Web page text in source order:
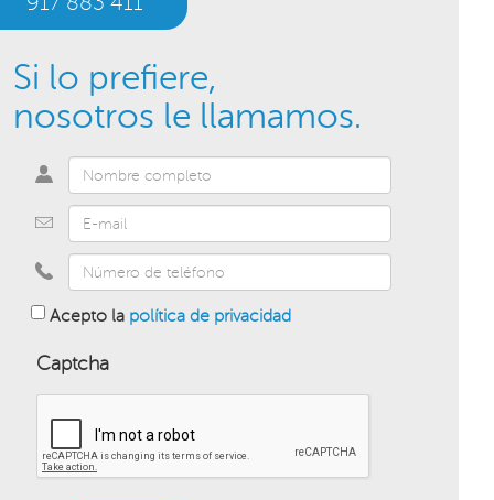
Si lo prefiere,
nosotros le llamamos.
Acepto la política de privacidad
Captcha